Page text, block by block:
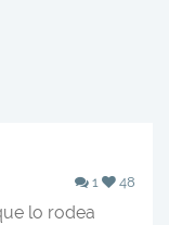
1 48
lo rodea